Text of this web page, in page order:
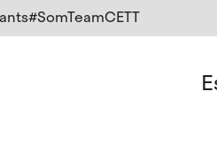
#SomTeamCETT